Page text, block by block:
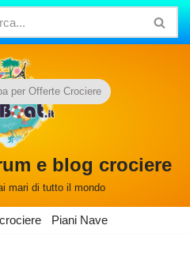
e blog crociere
mari di tutto il mondo
Piani Nave
per Offerte Crociere